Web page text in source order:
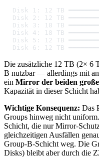
Disk 1: 12 TB
Disk 2: 12 TB
Disk 3: 18 TB
Disk 4: 18 TB
Disk 5: 12 TB
Disk 6: 12 TB
Die zusätzliche 12 TB (2× 6
B nutzbar — allerdings mit
ein Mirror der beiden
Kapazität in dieser Schicht
Wichtige Konsequenz: Das
Groups hinweg nicht
Schicht, die nur Mirror-
gleichzeitigen Ausfällen
Group-B-Schicht weg. Die
Disks) bleibt aber durch die